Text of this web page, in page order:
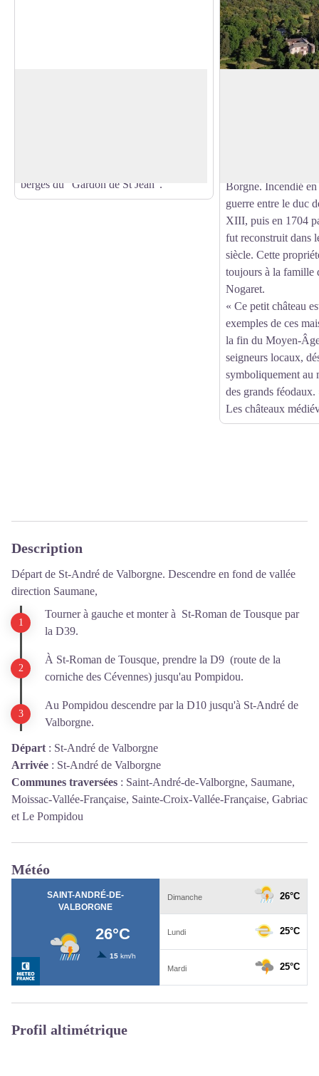
berges du "Gardon de St Jean".
Borgne. Incendié
guerre entre le duc
XIII, puis en 1704
fut reconstruit dans
siècle. Cette
toujours à la famille
Nogaret.
« Ce petit château
exemples de ces
la fin du Moyen-
seigneurs locaux,
symboliquement au
des grands
Les châteaux
Description
Départ de St-André de Valborgne. Descendre en fond de vallée
direction Saumane,
Tourner à gauche et monter à St-Roman de Tousque par
la D39.
À St-Roman de Tousque, prendre la D9 (route de la
corniche des Cévennes) jusqu'au Pompidou.
Au Pompidou descendre par la D10 jusqu'à St-André de
Valborgne.
Départ : St-André de Valborgne
Arrivée : St-André de Valborgne
Communes traversées : Saint-André-de-Valborgne, Saumane,
Moissac-Vallée-Française, Sainte-Croix-Vallée-Française, Gabriac
et Le Pompidou
Météo
Profil altimétrique